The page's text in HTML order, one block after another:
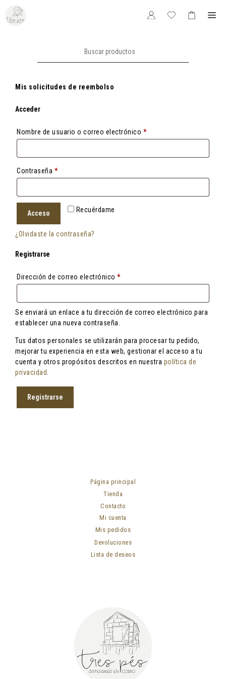
Saltar
contenido
Mis solicitudes de reembolso
Acceder
Nombre de usuario o correo electrónico *Obligatorio
Contraseña *Obligatorio
Recuérdame
Acceso
¿Olvidaste la contraseña?
Registrarse
Dirección de correo electrónico *Obligatorio
Se enviará un enlace a tu dirección de correo electrónico para
establecer una nueva contraseña.
Tus datos personales se utilizarán para procesar tu pedido,
mejorar tu experiencia en esta web, gestionar el acceso a tu
cuenta y otros propósitos descritos en nuestra política de
privacidad
Registrarse
Página principal
Tienda
Contacto
Mi cuenta
Mis pedidos
Devoluciones
Lista de deseos